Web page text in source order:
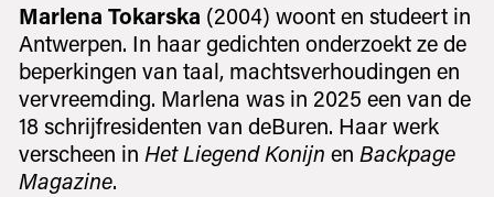
Marlena Tokarska (2004) woont en studeert in
Antwerpen. In haar gedichten onderzoekt ze de
beperkingen van taal, machtsverhoudingen en
vervreemding. Marlena was in 2025 een van de
18 schrijfresidenten van deBuren. Haar werk
verscheen in Het Liegend Konijn en Backpage
Magazine.